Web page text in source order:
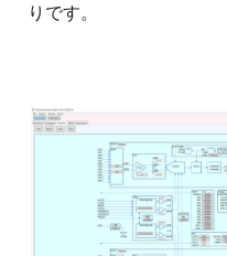
りです。